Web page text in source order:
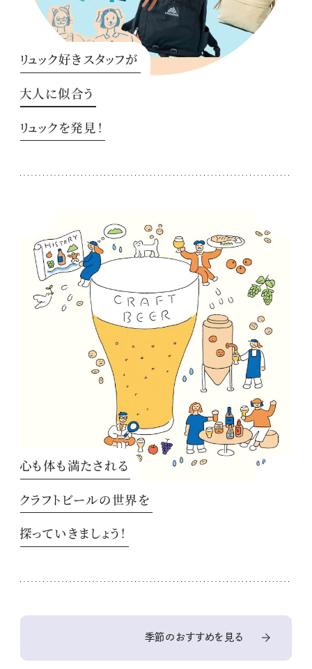
リュック好きスタッフが
大人に似合う
リュックを発見！
心も体も満たされる
クラフトビールの世界を
探っていきましょう！
季節のおすすめを見る